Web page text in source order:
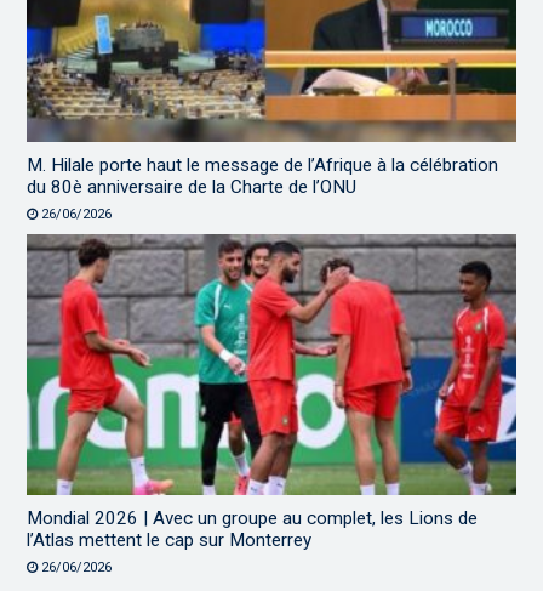
M. Hilale porte haut le message de l’Afrique à la célébration
du 80è anniversaire de la Charte de l’ONU
26/06/2026
Mondial 2026 | Avec un groupe au complet, les Lions de
l’Atlas mettent le cap sur Monterrey
26/06/2026